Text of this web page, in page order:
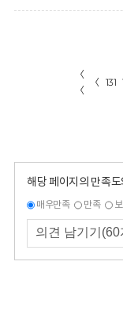
〈
〈
〈 131
해당 페이지의 만족
매우만족 만족